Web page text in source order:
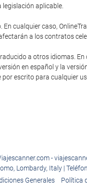
aplicable.
cualquier caso,
a los contratos
a otros idiomas.
en español y la
escrito para cualquier
-
Lombardy, Italy |
Generales Política